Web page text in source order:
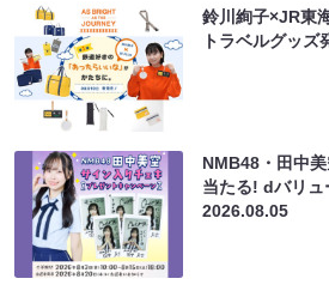
鈴川絢子×JR東
トラベルグッ
NMB48・田中
当たる! dバリュ
2026.08.05